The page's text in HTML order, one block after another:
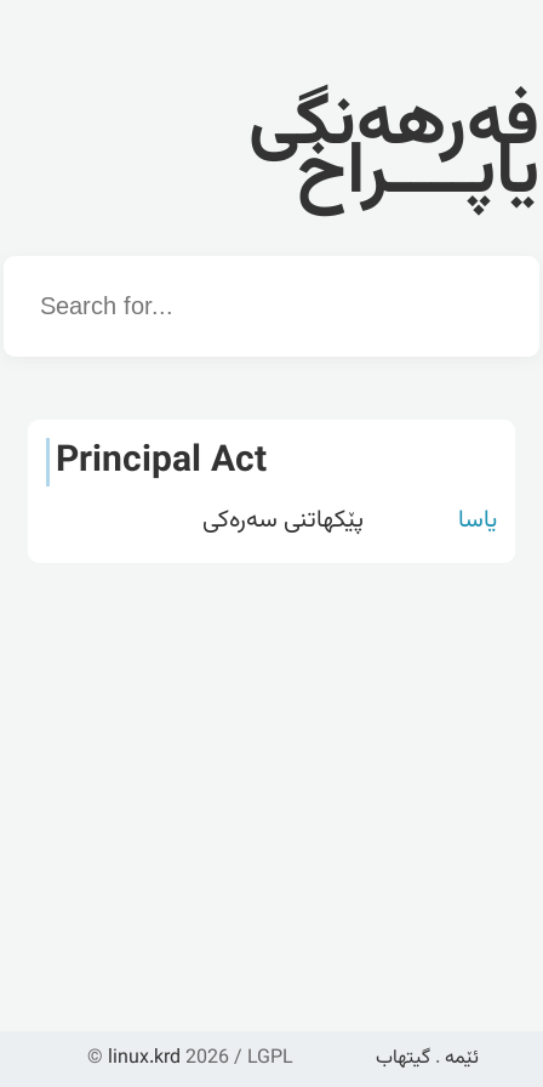
فەرهەنگی
یاپــــراخ
Word
Principal Act
یاسا پێکهاتنی سەرەکی
© linux.krd 2026 / LGPL ئێمە . گیتهاب